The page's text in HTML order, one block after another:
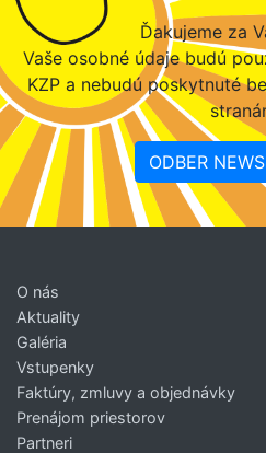
Ďakujeme za
Vaše osobné údaje budú
KZP a nebudú poskytnuté
ODBER
O nás
Aktuality
Galéria
Vstupenky
Faktúry, zmluvy a objednávky
Prenájom priestorov
Partneri